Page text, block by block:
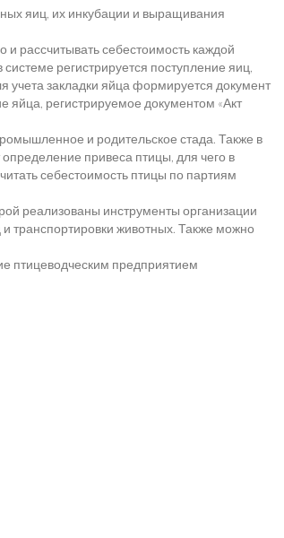
яиц, их инкубации и выращивания
рассчитывать себестоимость каждой
регистрируется поступление яиц,
учета закладки яйца формируется документ
яйца, регистрируемое документом «Акт
и родительское стада. Также в
привеса птицы, для чего в
себестоимость птицы по партиям
реализованы инструменты организации
транспортировки животных. Также можно
птицеводческим предприятием